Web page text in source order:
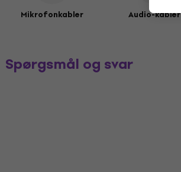
Mikrofonkabler Audio-kabler
Spørgsmål og svar